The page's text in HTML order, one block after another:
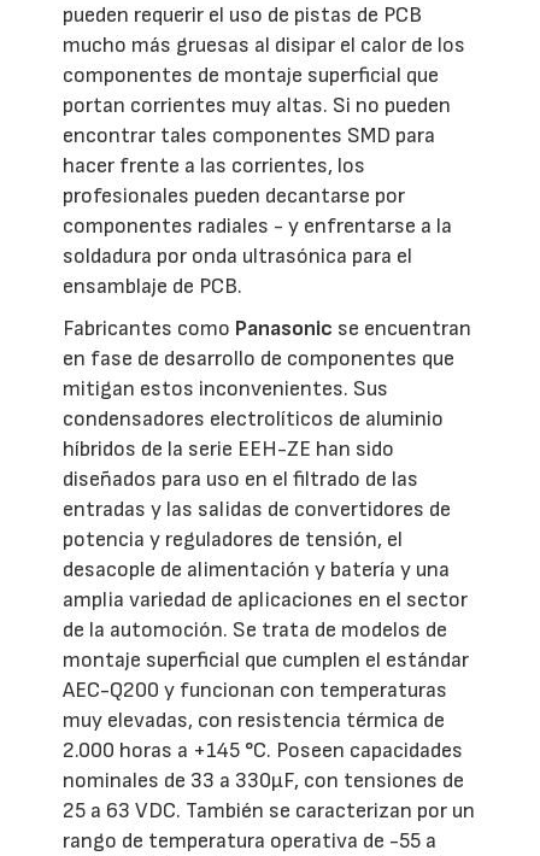
pueden requerir el uso de pistas de PCB
mucho más gruesas al disipar el calor de los
componentes de montaje superficial que
portan corrientes muy altas. Si no pueden
encontrar tales componentes SMD para
hacer frente a las corrientes, los
profesionales pueden decantarse por
componentes radiales - y enfrentarse a la
soldadura por onda ultrasónica para el
ensamblaje de PCB.
Fabricantes como Panasonic se encuentran
en fase de desarrollo de componentes que
mitigan estos inconvenientes. Sus
condensadores electrolíticos de aluminio
híbridos de la serie EEH-ZE han sido
diseñados para uso en el filtrado de las
entradas y las salidas de convertidores de
potencia y reguladores de tensión, el
desacople de alimentación y batería y una
amplia variedad de aplicaciones en el sector
de la automoción. Se trata de modelos de
montaje superficial que cumplen el estándar
AEC-Q200 y funcionan con temperaturas
muy elevadas, con resistencia térmica de
2.000 horas a +145 °C. Poseen capacidades
nominales de 33 a 330µF, con tensiones de
25 a 63 VDC. También se caracterizan por un
rango de temperatura operativa de -55 a